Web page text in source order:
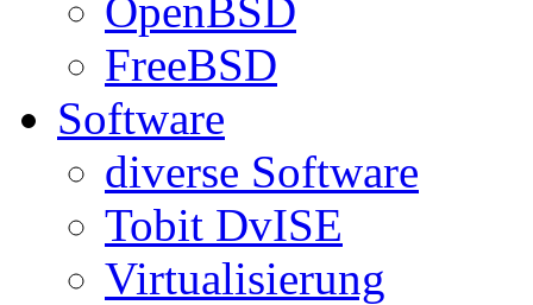
OpenBSD
FreeBSD
Software
diverse Software
Tobit DvISE
Virtualisierung